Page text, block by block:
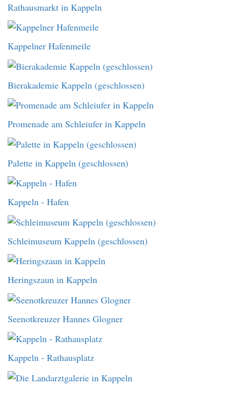
Rathausmarkt in Kappeln
Kappelner Hafenmeile
Bierakademie Kappeln (geschlossen)
Promenade am Schleiufer in Kappeln
Palette in Kappeln (geschlossen)
Kappeln - Hafen
Schleimuseum Kappeln (geschlossen)
Heringszaun in Kappeln
Seenotkreuzer Hannes Glogner
Kappeln - Rathausplatz